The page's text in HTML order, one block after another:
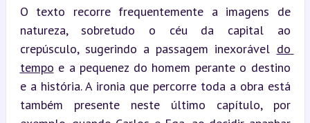
O texto recorre frequentemente a imagens de
natureza, sobretudo o céu da capital ao
crepúsculo, sugerindo a passagem inexorável do
tempo e a pequenez do homem perante o destino
e a história. A ironia que percorre toda a obra está
também presente neste último capítulo, por